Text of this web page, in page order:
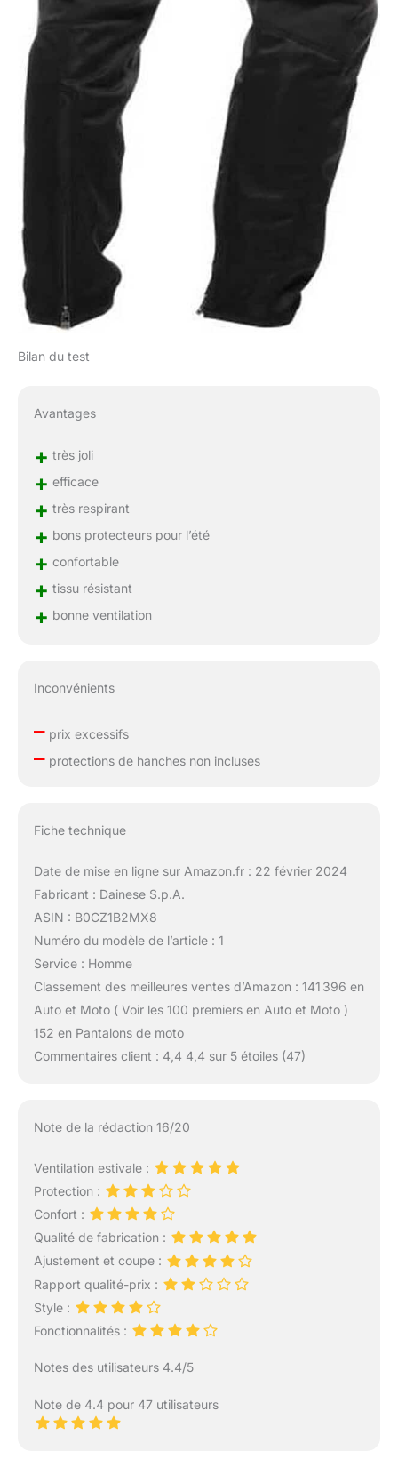
Bilan du test
Avantages
+ très joli
+ efficace
+ très respirant
+ bons protecteurs pour l’été
+ confortable
+ tissu résistant
+ bonne ventilation
Inconvénients
–prix excessifs
–protections de hanches non incluses
Fiche technique
Date de mise en ligne sur Amazon.fr : 22 février 2024
Fabricant : Dainese S.p.A.
ASIN : B0CZ1B2MX8
Numéro du modèle de l’article : 1
Service : Homme
Classement des meilleures ventes d’Amazon : 141 396 en
Auto et Moto ( Voir les 100 premiers en Auto et Moto )
152 en Pantalons de moto
Commentaires client : 4,4 4,4 sur 5 étoiles (47)
Note de la rédaction 16/20
Ventilation estivale :
Protection :
Confort :
Qualité de fabrication :
Ajustement et coupe :
Rapport qualité-prix :
Style :
Fonctionnalités :
Notes des utilisateurs 4.4/5
Note de 4.4 pour 47 utilisateurs